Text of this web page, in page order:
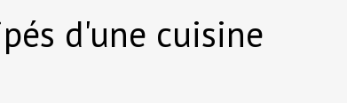
d'une cuisine